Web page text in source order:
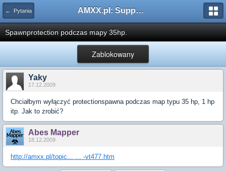
← Pytania AMXX.pl: Support AMX Mod X i SourceMod
Spawnprotection podczas mapy 35hp.
Zablokowany
Yaky
17.12.2009
Chciałbym wyłączyć protectionspawna podczas map typu 35 hp, 1 hp
itp. Jak to zrobić?
Abes Mapper
18.12.2009
http://amxx.pl/topic... ... -vt477.htm